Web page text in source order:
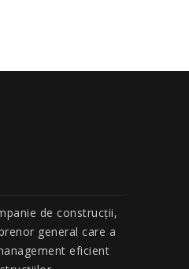
de construcţii,
general care a
eficient